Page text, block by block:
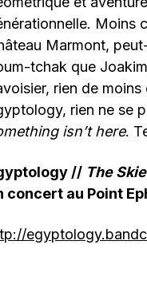
Moins
Marmont,
tchak que
rien de
rien ne se
isn’t here.
// The
concert au Point